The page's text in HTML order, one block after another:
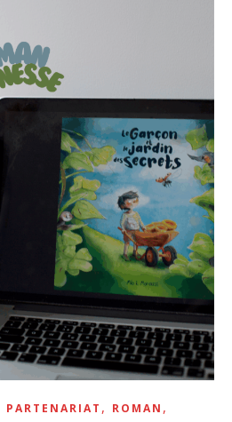
PARTENARIAT , ROMAN ,